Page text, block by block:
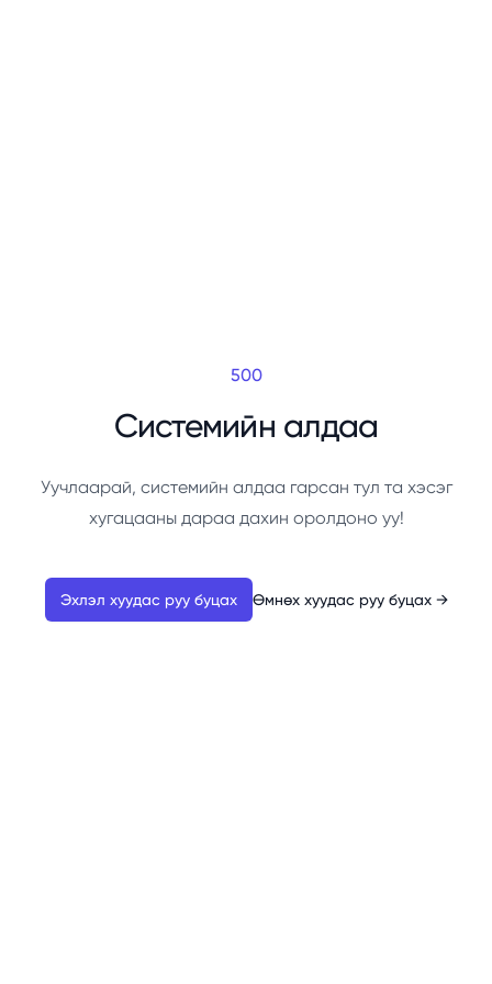
500
Системийн алдаа
Уучлаарай, системийн алдаа гарсан тул та хэсэг
хугацааны дараа дахин оролдоно уу!
Эхлэл хуудас руу буцах Өмнөх хуудас руу буцах →